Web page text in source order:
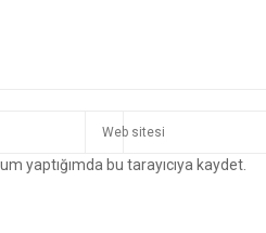
yaptığımda bu tarayıcıya kaydet.